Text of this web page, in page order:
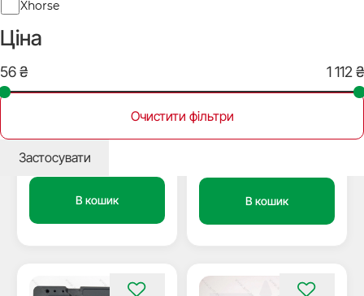
Xhorse
Ціна
Очистити фільтри
Застосувати
Знімач Benz EIS Tool,
В кошик
Інструмент для
розбирання автоключів,
комплект 4 шт
В кошик